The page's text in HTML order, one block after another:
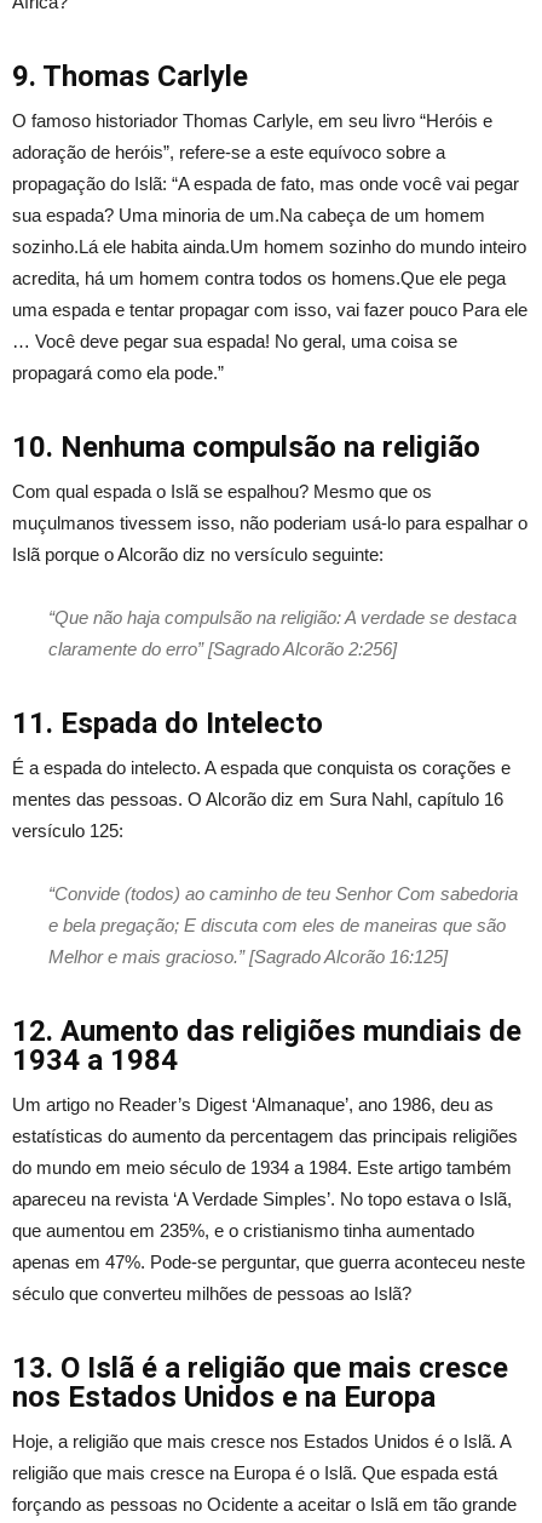
9. Thomas Carlyle
O famoso historiador Thomas Carlyle, em seu livro “Heróis e
adoração de heróis”, refere-se a este equívoco sobre a
propagação do Islã: “A espada de fato, mas onde você vai pegar
sua espada? Uma minoria de um.Na cabeça de um homem
sozinho.Lá ele habita ainda.Um homem sozinho do mundo inteiro
acredita, há um homem contra todos os homens.Que ele pega
uma espada e tentar propagar com isso, vai fazer pouco Para ele
… Você deve pegar sua espada! No geral, uma coisa se
propagará como ela pode.”
10. Nenhuma compulsão na religião
Com qual espada o Islã se espalhou? Mesmo que os
muçulmanos tivessem isso, não poderiam usá-lo para espalhar o
Islã porque o Alcorão diz no versículo seguinte:
“Que não haja compulsão na religião: A verdade se destaca
claramente do erro” [Sagrado Alcorão 2:256]
11. Espada do Intelecto
É a espada do intelecto. A espada que conquista os corações e
mentes das pessoas. O Alcorão diz em Sura Nahl, capítulo 16
versículo 125:
“Convide (todos) ao caminho de teu Senhor Com sabedoria
e bela pregação; E discuta com eles de maneiras que são
Melhor e mais gracioso.” [Sagrado Alcorão 16:125]
12. Aumento das religiões mundiais de
1934 a 1984
Um artigo no Reader’s Digest ‘Almanaque’, ano 1986, deu as
estatísticas do aumento da percentagem das principais religiões
do mundo em meio século de 1934 a 1984. Este artigo também
apareceu na revista ‘A Verdade Simples’. No topo estava o Islã,
que aumentou em 235%, e o cristianismo tinha aumentado
apenas em 47%. Pode-se perguntar, que guerra aconteceu neste
século que converteu milhões de pessoas ao Islã?
13. O Islã é a religião que mais cresce
nos Estados Unidos e na Europa
Hoje, a religião que mais cresce nos Estados Unidos é o Islã. A
religião que mais cresce na Europa é o Islã. Que espada está
forçando as pessoas no Ocidente a aceitar o Islã em tão grande